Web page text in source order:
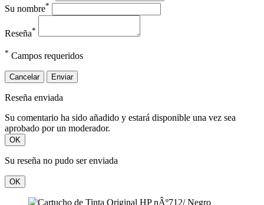
Su nombre*
Reseña*
* Campos requeridos
Cancelar Enviar
Reseña enviada
Su comentario ha sido añadido y estará disponible una vez sea
aprobado por un moderador.
OK
Su reseña no pudo ser enviada
OK